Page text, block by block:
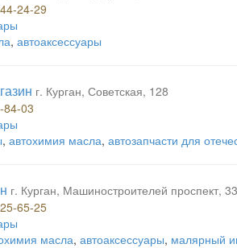
24-29
, автоаксессуары
г. Курган, Советская, 128
84-03
, автохимия масла, автозапчасти для
г. Курган, Машиностроителей проспект,
65-25
масла, автоаксессуары, малярный